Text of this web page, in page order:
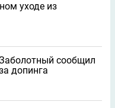
уходе из
сообщил
допинга